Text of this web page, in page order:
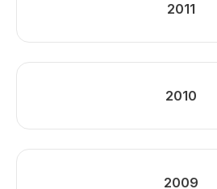
2011
2010
2009